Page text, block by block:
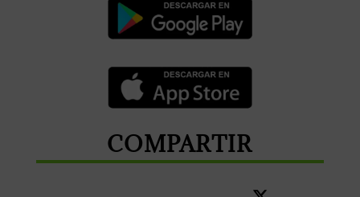
COMPARTIR